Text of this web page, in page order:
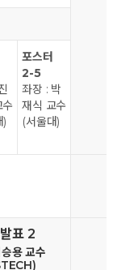
)
포스터
2-5
좌장 : 박
재식 교수
(서울대)
표 2
용 교수